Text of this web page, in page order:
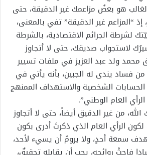
هو بعضُ مزاعمك غير الدقيقة، حتى
إذ “المزاعم غير الدقيقة” تفي بالمعنى،
لشرطة الجرائم الاقتصادية، بالشرطة
لاستجواب صديقك، حتى لا أتجاوز
محمد ولد عبد العزيز في ملفات تسيير
من فساد يندى له الجبين، بأنه يأتي في
الشخصية والاستهداف الممنهج
العام الوطني”.
من غير الدقيق أيضاً، حتى لا أتجاوز
لكون الرأي العام الذي ذكرتَ أدرى بكون
سمعة أحدٍ، ولا يرومُ أن يسيء لأحد،
فاحتْ روائحه، يجب أن يقابله تحقيقٌ،